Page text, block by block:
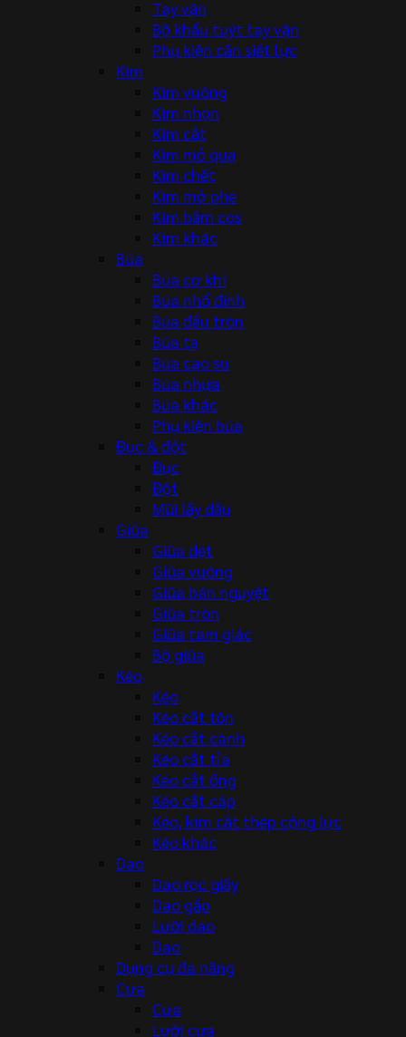
Tay vặn
Bộ khẩu tuýt tay vặn
Phụ kiện cần siết lực
Kìm
Kìm vuông
Kìm nhọn
Kìm cắt
Kìm mỏ quạ
Kìm chết
Kìm mở phe
Kìm bấm cos
Kìm khác
Búa
Búa cơ khí
Búa nhổ đinh
Búa đầu tròn
Búa tạ
Búa cao su
Búa nhựa
Búa khác
Phụ kiện búa
Đục & đột
Đục
Đột
Mũi lấy dấu
Giũa
Giũa dẹt
Giũa vuông
Giũa bán nguyệt
Giũa tròn
Giũa tam giác
Bộ giũa
Kéo
Kéo
Kéo cắt tôn
Kéo cắt cành
Kéo cắt tỉa
Kéo cắt ống
Kéo cắt cáp
Kéo, kìm cắt thép cộng lực
Kéo khác
Dao
Dao rọc giấy
Dao gấp
Lưỡi dao
Dao
Dụng cụ đa năng
Cưa
Cưa
Lưỡi cưa